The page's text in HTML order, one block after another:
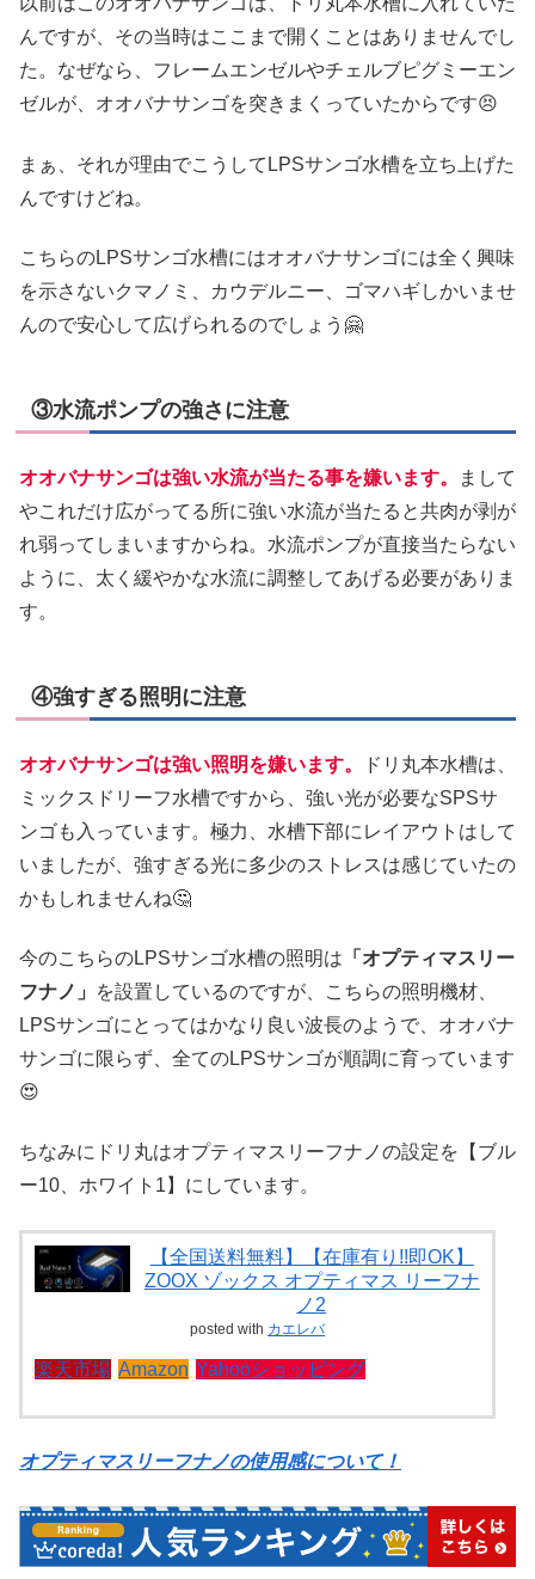
んですが、その当時はここまで開くことはありませんでし
た。なぜなら、フレームエンゼルやチェルブピグミーエン
ゼルが、オオバナサンゴを突きまくっていたからです😣
まぁ、それが理由でこうしてLPSサンゴ水槽を立ち上げた
んですけどね。
こちらのLPSサンゴ水槽にはオオバナサンゴには全く興味
を示さないクマノミ、カウデルニー、ゴマハギしかいませ
んので安心して広げられるのでしょう🤗
③水流ポンプの強さに注意
オオバナサンゴは強い水流が当たる事を嫌います。
まして
やこれだけ広がってる所に強い水流が当たると共肉が剥が
れ弱ってしまいますからね。水流ポンプが直接当たらない
ように、太く緩やかな水流に調整してあげる必要がありま
す。
④強すぎる照明に注意
オオバナサンゴは強い照明を嫌います。
ドリ丸本水槽は、
ミックスドリーフ水槽ですから、強い光が必要なSPSサ
ンゴも入っています。極力、水槽下部にレイアウトはして
いましたが、強すぎる光に多少のストレスは感じていたの
かもしれませんね🤔
今のこちらのLPSサンゴ水槽の照明は 「オプティマスリー
フナノ」
を設置しているのですが、こちらの照明機材、
LPSサンゴにとってはかなり良い波長のようで、オオバナ
サンゴに限らず、全てのLPSサンゴが順調に育っています
😍
ちなみにドリ丸はオプティマスリーフナノの設定を【ブル
ー10、ホワイト1】にしています。
【全国送料無料】【在庫有り!!即OK】
ZOOX ゾックス オプティマス リーフナ
ノ2
posted with カエレバ
楽天市場 Amazon Yahooショッピング
オプティマスリーフナノの使用感について！